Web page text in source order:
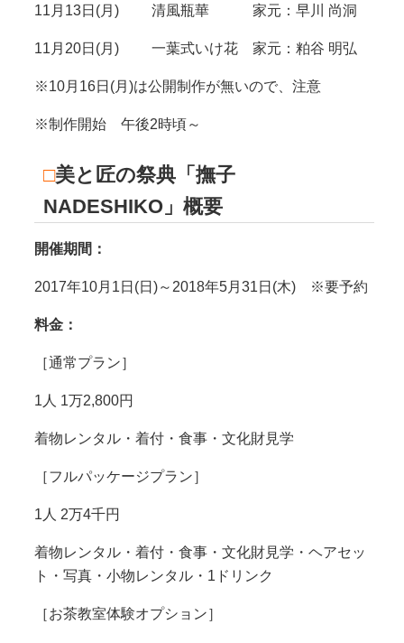
11月13日(月) 清風瓶華 家元：早川 尚洞
11月20日(月) 一葉式いけ花 家元：粕谷 明弘
※10月16日(月)は公開制作が無いので、注意
※制作開始 午後2時頃～
□美と匠の祭典「撫子
NADESHIKO」概要
開催期間：
2017年10月1日(日)～2018年5月31日(木) ※要予約
料金：
［通常プラン］
1人 1万2,800円
着物レンタル・着付・食事・文化財見学
［フルパッケージプラン］
1人 2万4千円
着物レンタル・着付・食事・文化財見学・ヘアセッ
ト・写真・小物レンタル・1ドリンク
［お茶教室体験オプション］